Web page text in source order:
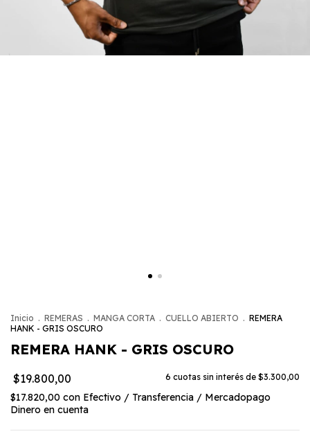
Inicio . REMERAS . MANGA CORTA . CUELLO ABIERTO . REMERA
HANK - GRIS OSCURO
REMERA HANK - GRIS OSCURO
$19.800,00 6 cuotas sin interés de $3.300,00
$17.820,00 con Efectivo / Transferencia / Mercadopago
Dinero en cuenta